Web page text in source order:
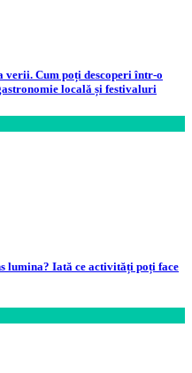
verii. Cum poți descoperi într-o
locală și festivaluri
lumina? Iată ce activități poți face